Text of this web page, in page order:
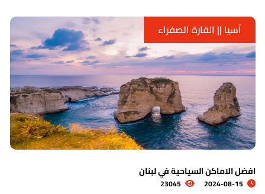
آسيا || القارة الصفراء